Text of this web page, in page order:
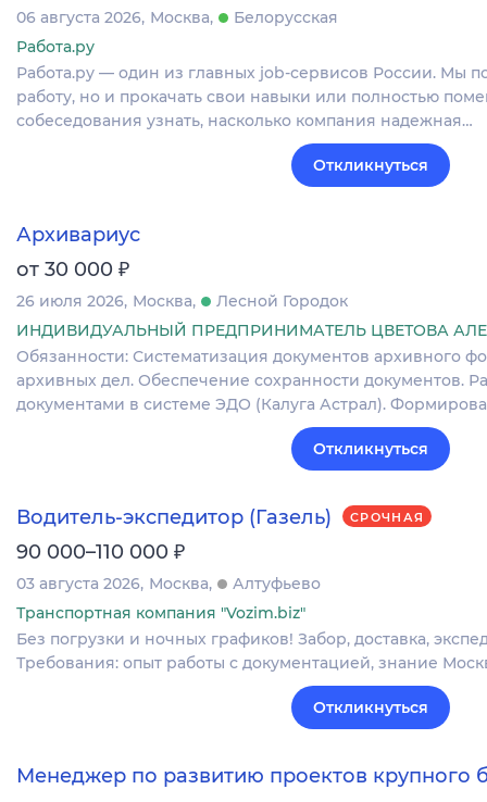
06 августа 2026 Москва
Белорусская
Работа.ру
Работа.ру — один из главных job-сервисов России. Мы
работу, но и прокачать свои навыки или полностью
собеседования узнать, насколько компания надежная…
Откликнуться
Архивариус
от 30 000 ₽
26 июля 2026 Москва
Лесной Городок
ИНДИВИДУАЛЬНЫЙ ПРЕДПРИНИМАТЕЛЬ ЦВЕТОВА
Обязанности: Систематизация документов архивного
архивных дел. Обеспечение сохранности документов.
документами в системе ЭДО (Калуга Астрал).
Откликнуться
Водитель-экспедитор (Газель) СРОЧНАЯ
90 000–110 000 ₽
03 августа 2026 Москва
Алтуфьево
Транспортная компания "Vozim.biz"
Без погрузки и ночных графиков! Забор, доставка,
Требования: опыт работы с документацией, знание
Откликнуться
Менеджер по развитию проектов крупного